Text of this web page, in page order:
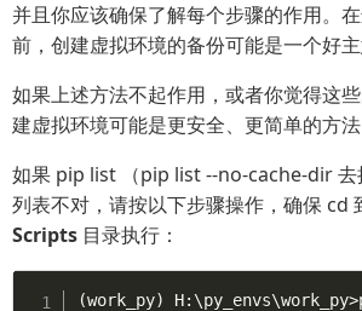
并且你应该确保了解每个步骤的作用。
前，创建虚拟环境的备份可能是一个好主
如果上述方法不起作用，或者你觉得这
建虚拟环境可能是更安全、更简单的方法
如果 pip list （pip list --no-cache-dir 去
列表不对，请按以下步骤操作，确保 cd
Scripts 目录执行：
(work_py) H: \py_envs\work_py>